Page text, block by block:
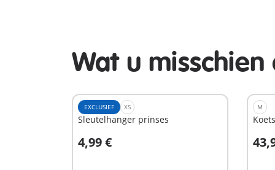
Wat u
EXCLUSIEF XS
Sleutelhanger prinses
4,99 €
In winkelwagen
M